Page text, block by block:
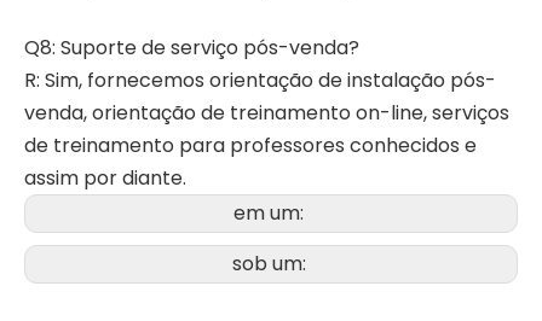
Q8: Suporte de serviço pós-venda?
R: Sim, fornecemos orientação de instalação pós-
venda, orientação de treinamento on-line, serviços
de treinamento para professores conhecidos e
assim por diante.
em um:
sob um: